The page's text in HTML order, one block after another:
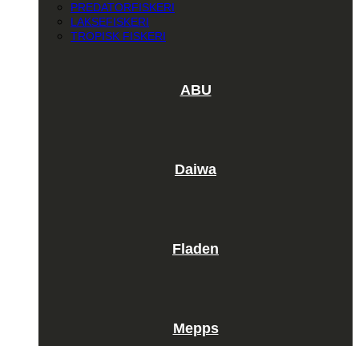
PREDATORFISKERI
LAKSEFISKERI
TROPISK FISKERI
ABU
Daiwa
Fladen
Mepps